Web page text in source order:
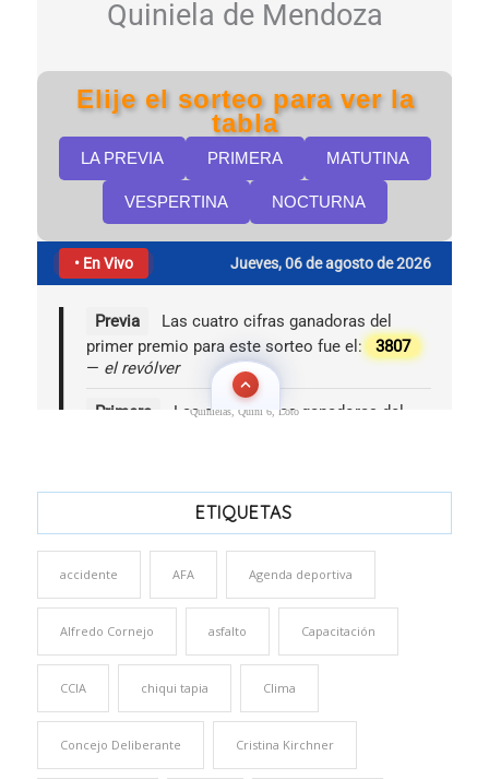
Quinielas, Quini 6, Loto
ETIQUETAS
accidente AFA Agenda deportiva
Alfredo Cornejo asfalto Capacitación
CCIA chiqui tapia Clima
Concejo Deliberante Cristina Kirchner